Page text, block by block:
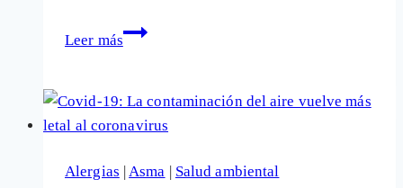
Leer más
Al
padecer
Sensibilidad
Múltiple
Alergias |Asma Salud ambiental